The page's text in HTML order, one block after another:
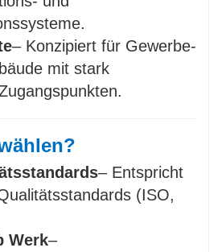
– Konzipiert für Gewerbe-
mit stark
– Entspricht
(ISO,
Werk–